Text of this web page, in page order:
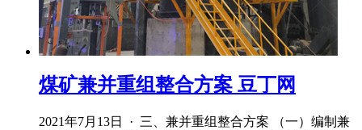
煤矿兼并重组整合方案 豆丁网
2021年7月13日 · 三、兼并重组整合方案 （一）编制兼